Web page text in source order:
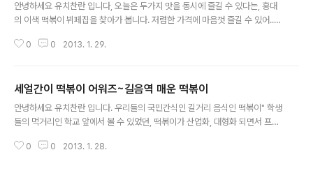
안녕하세요 유치찬란 입니다, 오늘은 두가지 맛을 동시에 즐길 수 있다는, 홍대
의 이색 떡볶이 뷔페집을 찾아가 봅니다. 저렴한 가격에 마음껏 즐길 수 있어..좋
출구 100여미터 직진" 첫 사거리에서 우회전" 홍대 ..
0 0 2013. 1. 29.
세얼간이 떡볶이 어워즈~길음역 매운 떡볶이
안녕하세요 유치찬란 입니다. 우리들의 국민간식인 길거리 음식인 떡볶이" 학생
들의 먹거리인 학교 앞에서 볼 수 있었던, 떡볶이가 산업화, 대형화 되면서 프렌
자본의 투자비?로 쉽게 창업 할 수 있고 실패 ..
0 0 2013. 1. 28.